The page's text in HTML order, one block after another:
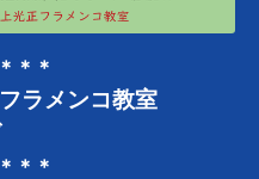
＊＊
ラメンコ教室
＊＊